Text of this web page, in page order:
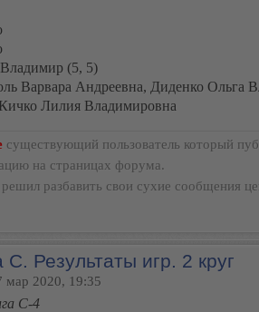
(5, 5)
Варвара Андреевна, Диденко Ольга
Лилия Владимировна
существующий пользователь который
на страницах форума.
разбавить свои сухие сообщения
Результаты игр. 2 круг
мар 2020, 19:35
С-4